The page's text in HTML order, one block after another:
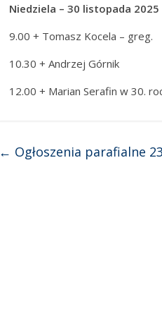
Niedziela – 30 listopada
9.00 + Tomasz Kocela – greg.
10.30 + Andrzej Górnik
12.00 + Marian Serafin w 30.
← Ogłoszenia parafialne